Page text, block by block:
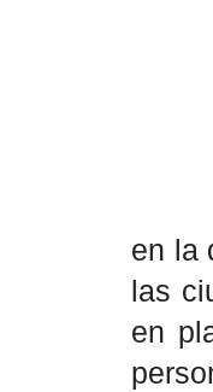
en la
las
en